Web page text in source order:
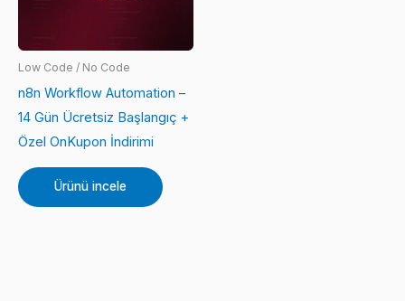
Low Code / No Code
n8n Workflow Automation –
14 Gün Ücretsiz Başlangıç +
Özel OnKupon İndirimi
Ürünü incele